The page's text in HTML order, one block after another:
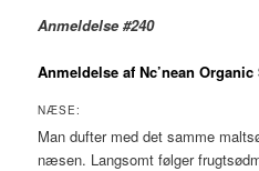
Anmeldelse #240
Anmeldelse af Nc’nean
NÆSE:
Man dufter med det samme
næsen. Langsomt følger